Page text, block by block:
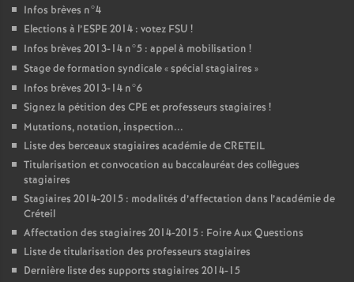
Infos brèves n°4
Elections à l’ESPE 2014 : votez FSU !
Infos brèves 2013-14 n°5 : appel à mobilisation !
Stage de formation syndicale «spécial stagiaires »
Infos brèves 2013-14 n°6
Signez la pétition des CPE et professeurs stagiaires !
Mutations, notation, inspection...
Liste des berceaux stagiaires académie deCRETEIL
Titularisation et convocation au baccalauréat des collègues
stagiaires
Stagiaires 2014-2015 : modalités d’affectation dans l’académie de
Créteil
Affectation des stagiaires 2014-2015 : Foire Aux Questions
Liste de titularisation des professeurs stagiaires
Dernière liste des supports stagiaires 2014-15